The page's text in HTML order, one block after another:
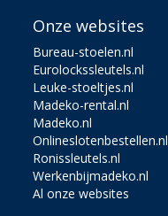
Onze websites
Bureau-stoelen.nl
Eurolockssleutels.nl
Leuke-stoeltjes.nl
Madeko-rental.nl
Madeko.nl
Onlineslotenbestellen.nl
Ronissleutels.nl
Werkenbijmadeko.nl
Al onze websites